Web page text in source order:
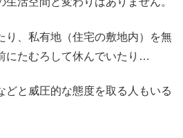
り、私有地（住宅の敷地内）を無
にたむろして休んでいたり…
どと威圧的な態度を取る人もいる